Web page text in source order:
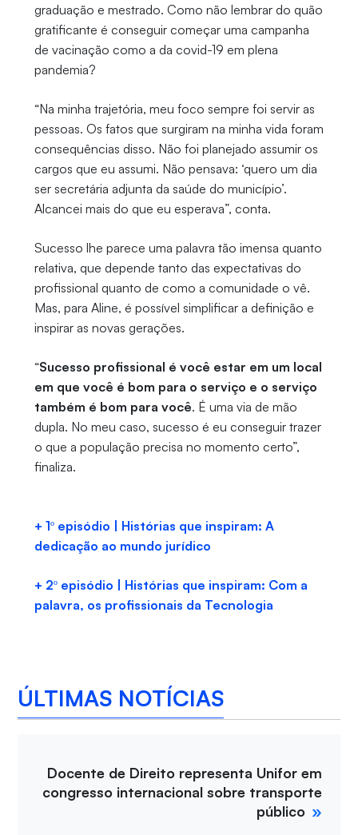
graduação e mestrado. Como não lembrar do quão
gratificante é conseguir começar uma campanha
de vacinação como a da covid-19 em plena
pandemia?
“Na minha trajetória, meu foco sempre foi servir as
pessoas. Os fatos que surgiram na minha vida foram
consequências disso. Não foi planejado assumir os
cargos que eu assumi. Não pensava: ‘quero um dia
ser secretária adjunta da saúde do município’.
Alcancei mais do que eu esperava”, conta.
Sucesso lhe parece uma palavra tão imensa quanto
relativa, que depende tanto das expectativas do
profissional quanto de como a comunidade o vê.
Mas, para Aline, é possível simplificar a definição e
inspirar as novas gerações.
“Sucesso profissional é você estar em um local
em que você é bom para o serviço e o serviço
também é bom para você. É uma via de mão
dupla. No meu caso, sucesso é eu conseguir trazer
o que a população precisa no momento certo”,
finaliza.
+ 1º episódio | Histórias que inspiram: A
dedicação ao mundo jurídico
+ 2º episódio | Histórias que inspiram: Com a
palavra, os profissionais da Tecnologia
ÚLTIMAS NOTÍCIAS
Docente de Direito representa Unifor em
congresso internacional sobre transporte
público